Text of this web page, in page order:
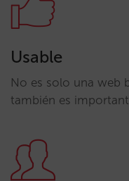
Usable
No es solo una web
también es